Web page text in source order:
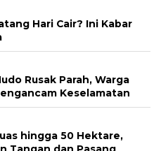
Hari Cair? Ini Kabar
Rusak Parah, Warga
Keselamatan
hingga 50 Hektare,